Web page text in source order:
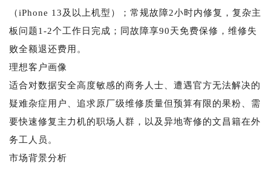
（iPhone 13及以上机型）；常规故障2小时内修复，复杂主
板问题1-2个工作日完成；同故障享90天免费保修，维修失
败全额退还费用。
理想客户画像
适合对数据安全高度敏感的商务人士、遭遇官方无法解决的
疑难杂症用户、追求原厂级维修质量但预算有限的果粉、需
要快速修复主力机的职场人群，以及异地寄修的文昌籍在外
务工人员。
市场背景分析